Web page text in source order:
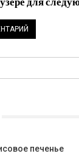
печенье